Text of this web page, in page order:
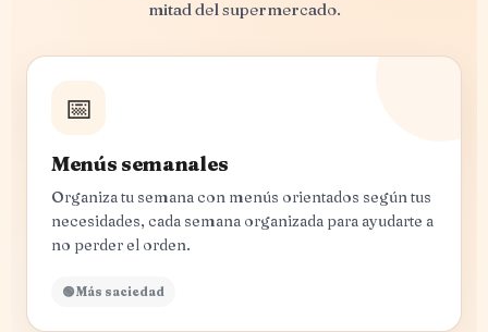
mitad del supermercado.
📅
Menús semanales
Organiza tu semana con menús orientados según tus
necesidades, cada semana organizada para ayudarte a
no perder el orden.
🟢 Más saciedad